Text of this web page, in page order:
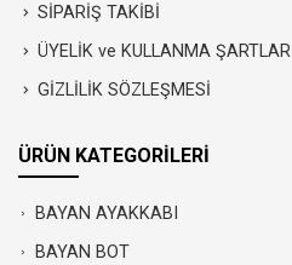
SİPARİŞ TAKİBİ
ÜYELİK ve KULLANMA ŞARTLARI
GİZLİLİK SÖZLEŞMESİ
ÜRÜN KATEGORİLERİ
BAYAN AYAKKABI
BAYAN BOT